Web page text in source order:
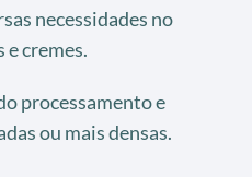
necessidades no
e cremes.
processamento e
ou mais densas.